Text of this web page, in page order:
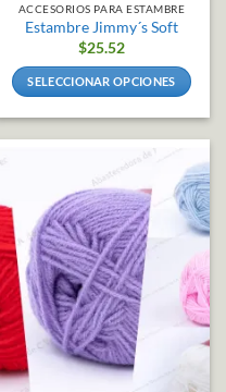
ACCESORIOS PARA ESTAMBRE
Estambre Jimmy´s Soft
$25.52
SELECCIONAR OPCIONES
múltiples
variantes.
Las
opciones
se
pueden
elegir
en
la
página